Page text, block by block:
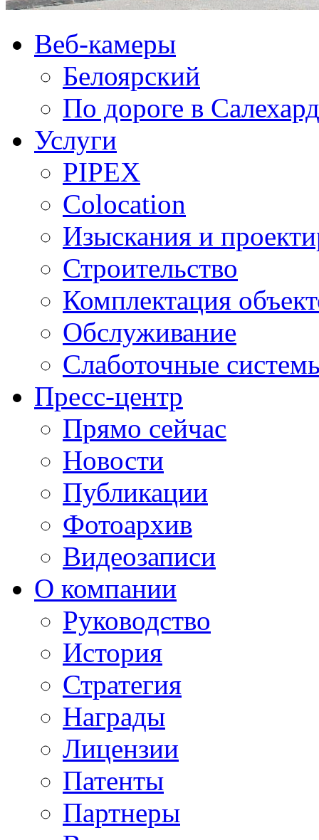
Веб-камеры
Белоярский
По дороге в Салехард
Услуги
PIPEX
Colocation
Изыскания и
Строительство
Комплектация
Обслуживание
Слаботочные
Пресс-центр
Прямо сейчас
Новости
Публикации
Фотоархив
Видеозаписи
О компании
Руководство
История
Стратегия
Награды
Лицензии
Патенты
Партнеры